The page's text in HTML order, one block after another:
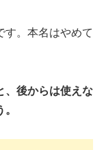
す。本名はやめて
、後からは使えな